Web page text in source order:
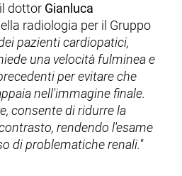
dottor Gianluca
radiologia per il Gruppo
pazienti cardiopatici,
una velocità fulminea e
per evitare che
nell'immagine finale.
consente di ridurre la
rendendo l'esame
di problematiche renali."